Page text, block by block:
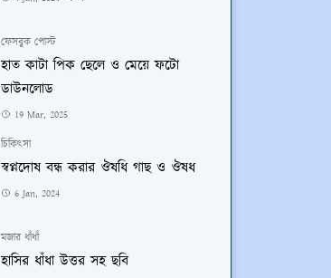
ফেসবুক পোস্ট
হাত কাটা পিক ছেলে ও মেয়ে ফটো
ডাউনলোড
19 Mar, 2025
চিকিৎসা
স্বপ্নদোষ বন্ধ করার ঔষধি গাছ ও ঔষধ
6 Jan, 2024
মজার ধাঁধাঁ
হাসির ধাঁধা উত্তর সহ ছবি